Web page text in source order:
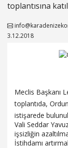
toplantısına
3.12.2018
Meclis Başkanı
toplantıda,
istişarede
Vali Seddar
işsizliğin
İstihdamı